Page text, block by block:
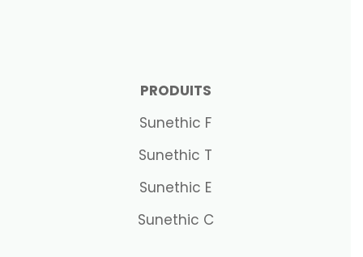
PRODUITS
Sunethic F
Sunethic T
Sunethic E
Sunethic C